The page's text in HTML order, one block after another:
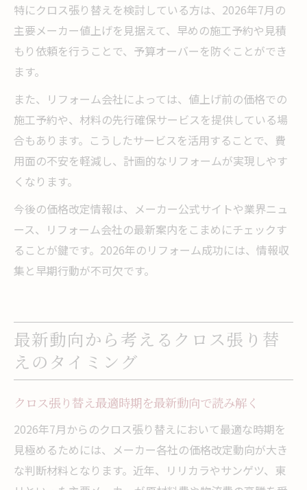
特にクロス張り替えを検討している方は、2026年7月の
主要メーカー値上げを見据えて、早めの施工予約や見積
もり依頼を行うことで、予算オーバーを防ぐことができ
ます。
また、リフォーム会社によっては、値上げ前の価格での
施工予約や、材料の先行確保サービスを提供している場
合もあります。こうしたサービスを活用することで、費
用面の不安を軽減し、計画的なリフォームが実現しやす
くなります。
今後の価格改定情報は、メーカー公式サイトや業界ニュ
ース、リフォーム会社の最新案内をこまめにチェックす
ることが鍵です。2026年のリフォーム成功には、情報収
集と早期行動が不可欠です。
最新動向から考えるクロス張り替
えのタイミング
クロス張り替え最適時期を最新動向で読み解く
2026年7月からのクロス張り替えにおいて最適な時期を
見極めるためには、メーカー各社の価格改定動向が大き
な判断材料となります。近年、リリカラやサンゲツ、東